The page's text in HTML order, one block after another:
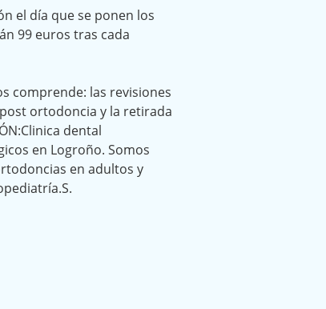
el día que se ponen los
99 euros tras cada
comprende: las revisiones
ortodoncia y la retirada
dental
en Logroño. Somos
en adultos y